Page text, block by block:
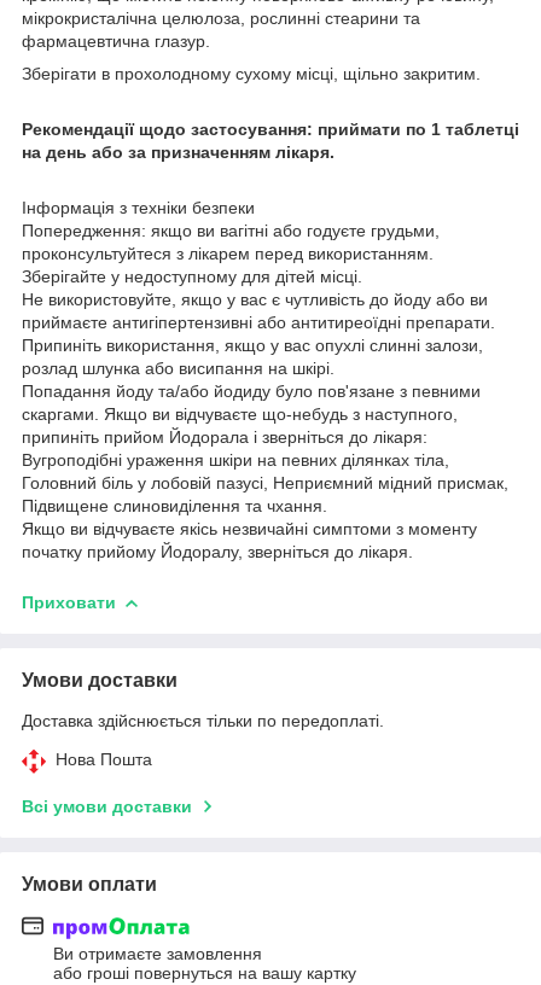
мікрокристалічна целюлоза, рослинні стеарини та
фармацевтична глазур.
Зберігати в прохолодному сухому місці, щільно закритим.
Рекомендації щодо застосування: приймати по 1 таблетці
на день або за призначенням лікаря.
Інформація з техніки безпеки
Попередження: якщо ви вагітні або годуєте грудьми,
проконсультуйтеся з лікарем перед використанням.
Зберігайте у недоступному для дітей місці.
Не використовуйте, якщо у вас є чутливість до йоду або ви
приймаєте антигіпертензивні або антитиреоїдні препарати.
Припиніть використання, якщо у вас опухлі слинні залози,
розлад шлунка або висипання на шкірі.
Попадання йоду та/або йодиду було пов'язане з певними
скаргами. Якщо ви відчуваєте що-небудь з наступного,
припиніть прийом Йодорала і зверніться до лікаря:
Вугроподібні ураження шкіри на певних ділянках тіла,
Головний біль у лобовій пазусі, Неприємний мідний присмак,
Підвищене слиновиділення та чхання.
Якщо ви відчуваєте якісь незвичайні симптоми з моменту
початку прийому Йодоралу, зверніться до лікаря.
Приховати
Умови доставки
Доставка здійснюється тільки по передоплаті.
Нова Пошта
Всі умови доставки
Умови оплати
Ви отримаєте замовлення
або гроші повернуться на вашу картку